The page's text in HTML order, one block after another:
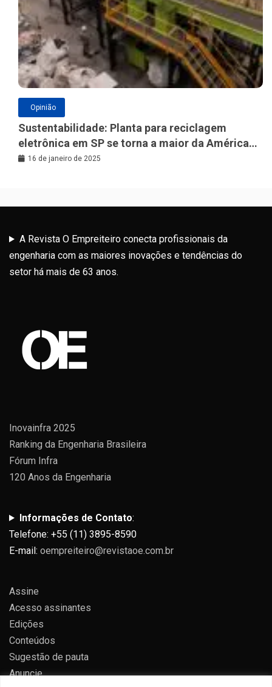
Opinião
Sustentabilidade: Planta para reciclagem
eletrônica em SP se torna a maior da América
Latina
16 de janeiro de 2025
A Revista O Empreiteiro conecta profissionais da
engenharia com as maiores inovações e tendências do
setor há mais de 63 anos.
Inovainfra 2025
Ranking da Engenharia Brasileira
Fórum Infra
120 Anos da Engenharia
Informações de Contato:
Telefone: +55 (11) 3895-8590
E-mail: oempreiteiro@revistaoe.com.br
Assine
Acesso assinantes
Edições
Conteúdos
Sugestão de pauta
Anuncie